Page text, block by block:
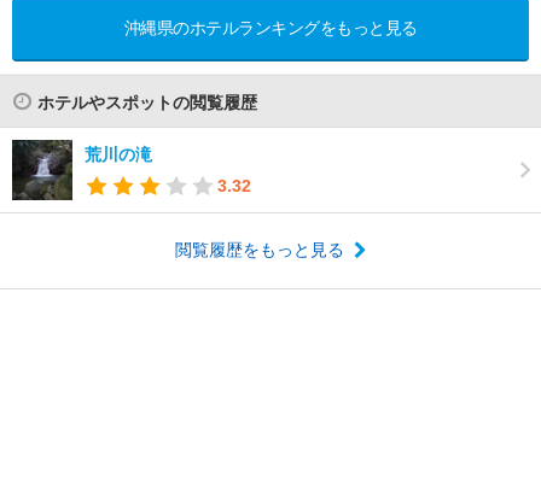
沖縄県のホテルランキングをもっと見る
ホテルやスポットの閲覧履歴
荒川の滝
3.32
閲覧履歴をもっと見る